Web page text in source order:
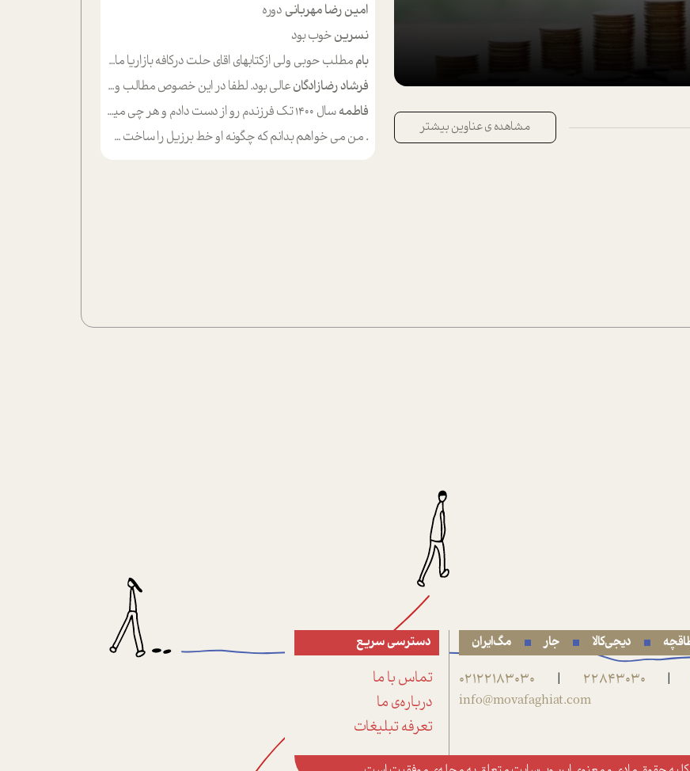
مشاهده ی عناوین بیشتر
امین رضا مهربانی دوره
نسرینخوب بود
باممطلب حوبی ولی ازکتابهای اقای حلت درکافه بازاریا مایکت میزاشتن رایگان خوب بود ولی هرکدام خلاصه شده ش تومجله از طریق سایت هم خوبه اینکه درزیر اخرصفحه گذاشته شده خب ادم خبره میره نصب میکنه میخونه ولی هرکسی گوشیش ظرفیتش نداره باتشکر
فرشاد رضازادگانعالی بود. لطفا در این خصوص مطالب و مثال های بیشتر ی ارایه دهید
فاطمهسال ۱۴۰۰ تک فرزندم رو از دست دادم و هر چی میگذره حالم بدتر میشه و دلتنگتر تنایی رو ترجیح دادم و معاشرت برام سخت شده
.من می خواهم بدانم که چگونه او خط برزیل را ساخت چگونه با چه چیز هایی
دیجی‌کالا جار مگ‌ایران
|
22843030
|
02122183030
info@movafaghiat.com
دسترسی سریع
تماس با ما
درباره‌ی ما
تعرفه تبلیغات